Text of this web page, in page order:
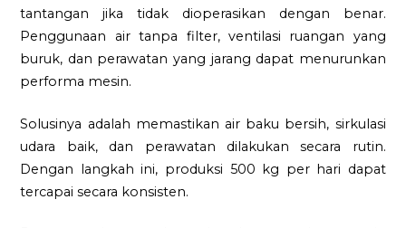
tantangan jika tidak dioperasikan dengan benar.
Penggunaan air tanpa filter, ventilasi ruangan yang
buruk, dan perawatan yang jarang dapat menurunkan
performa mesin.
Solusinya adalah memastikan air baku bersih, sirkulasi
udara baik, dan perawatan dilakukan secara rutin.
Dengan langkah ini, produksi 500 kg per hari dapat
tercapai secara konsisten.